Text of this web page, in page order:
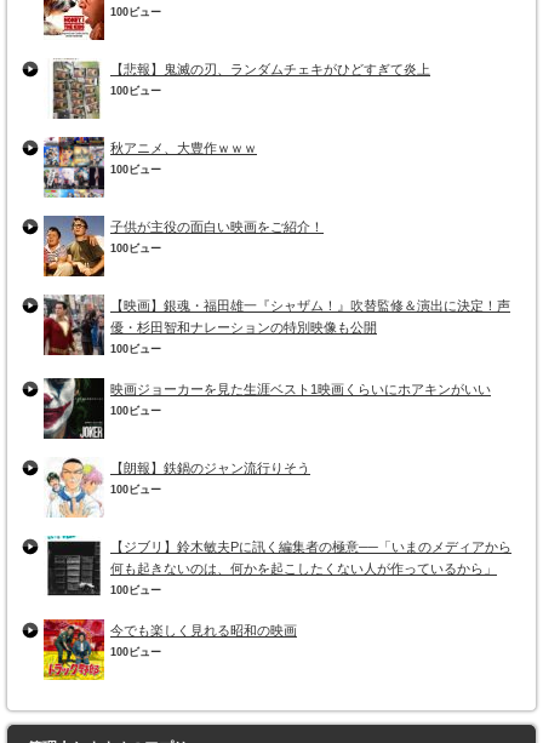
100ビュー
【悲報】鬼滅の刃、ランダムチェキがひどすぎて炎上
100ビュー
秋アニメ、大豊作ｗｗｗ
100ビュー
子供が主役の面白い映画をご紹介！
100ビュー
【映画】銀魂・福田雄一『シャザム！』吹替監修＆演出に決定！声
優・杉田智和ナレーションの特別映像も公開
100ビュー
映画ジョーカーを見た生涯ベスト1映画くらいにホアキンがいい
100ビュー
【朗報】鉄鍋のジャン流行りそう
100ビュー
【ジブリ】鈴木敏夫Pに訊く編集者の極意──「いまのメディアから
何も起きないのは、何かを起こしたくない人が作っているから」
100ビュー
今でも楽しく見れる昭和の映画
100ビュー